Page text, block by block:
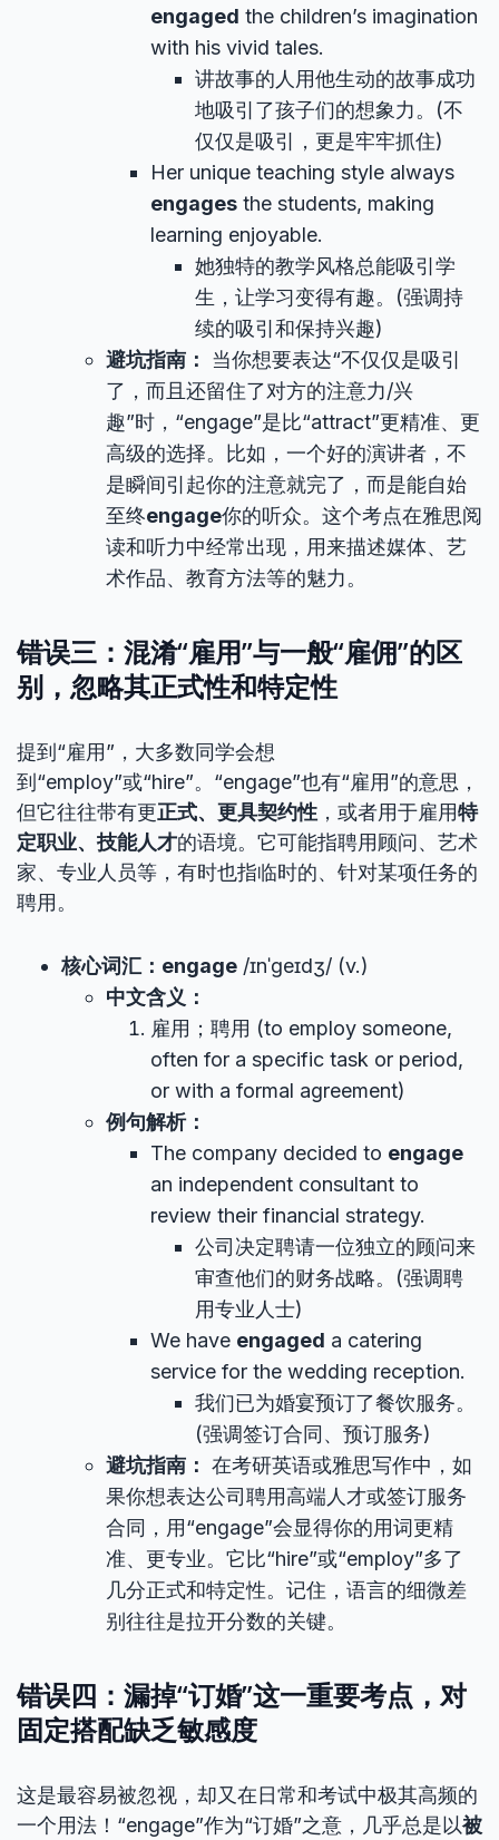
engaged the children’s imagination
with his vivid tales.
讲故事的人用他生动的故事成功
地吸引了孩子们的想象力。(不
仅仅是吸引，更是牢牢抓住)
Her unique teaching style always
engages the students, making
learning enjoyable.
她独特的教学风格总能吸引学
生，让学习变得有趣。(强调持
续的吸引和保持兴趣)
避坑指南：
当你想要表达“不仅仅是吸引
了，而且还留住了对方的注意力/兴
趣”时，“engage”是比“attract”更精准、更
高级的选择。比如，一个好的演讲者，不
是瞬间引起你的注意就完了，而是能自始
至终engage你的听众。这个考点在雅思阅
读和听力中经常出现，用来描述媒体、艺
术作品、教育方法等的魅力。
错误三：混淆“雇用”与一般“雇佣”的区
别，忽略其正式性和特定性
提到“雇用”，大多数同学会想
到“employ”或“hire”。“engage”也有“雇用”的意思，
但它往往带有更正式、更具契约性 ，或者用于雇用特
定职业、技能人才的语境。它可能指聘用顾问、艺术
家、专业人员等，有时也指临时的、针对某项任务的
聘用。
核心词汇：engage /ɪnˈɡeɪdʒ/ (v.)
中文含义：
雇用；聘用 (to employ someone,
often for a specific task or period,
or with a formal agreement)
例句解析：
The company decided to engage
an independent consultant to
review their financial strategy.
公司决定聘请一位独立的顾问来
审查他们的财务战略。(强调聘
用专业人士)
We have engaged a catering
service for the wedding reception.
我们已为婚宴预订了餐饮服务。
(强调签订合同、预订服务)
避坑指南： 在考研英语或雅思写作中，如
果你想表达公司聘用高端人才或签订服务
合同，用“engage”会显得你的用词更精
准、更专业。它比“hire”或“employ”多了
几分正式和特定性。记住，语言的细微差
别往往是拉开分数的关键。
错误四：漏掉“订婚”这一重要考点，对
固定搭配缺乏敏感度
这是最容易被忽视，却又在日常和考试中极其高频的
一个用法！“engage”作为“订婚”之意，几乎总是以被